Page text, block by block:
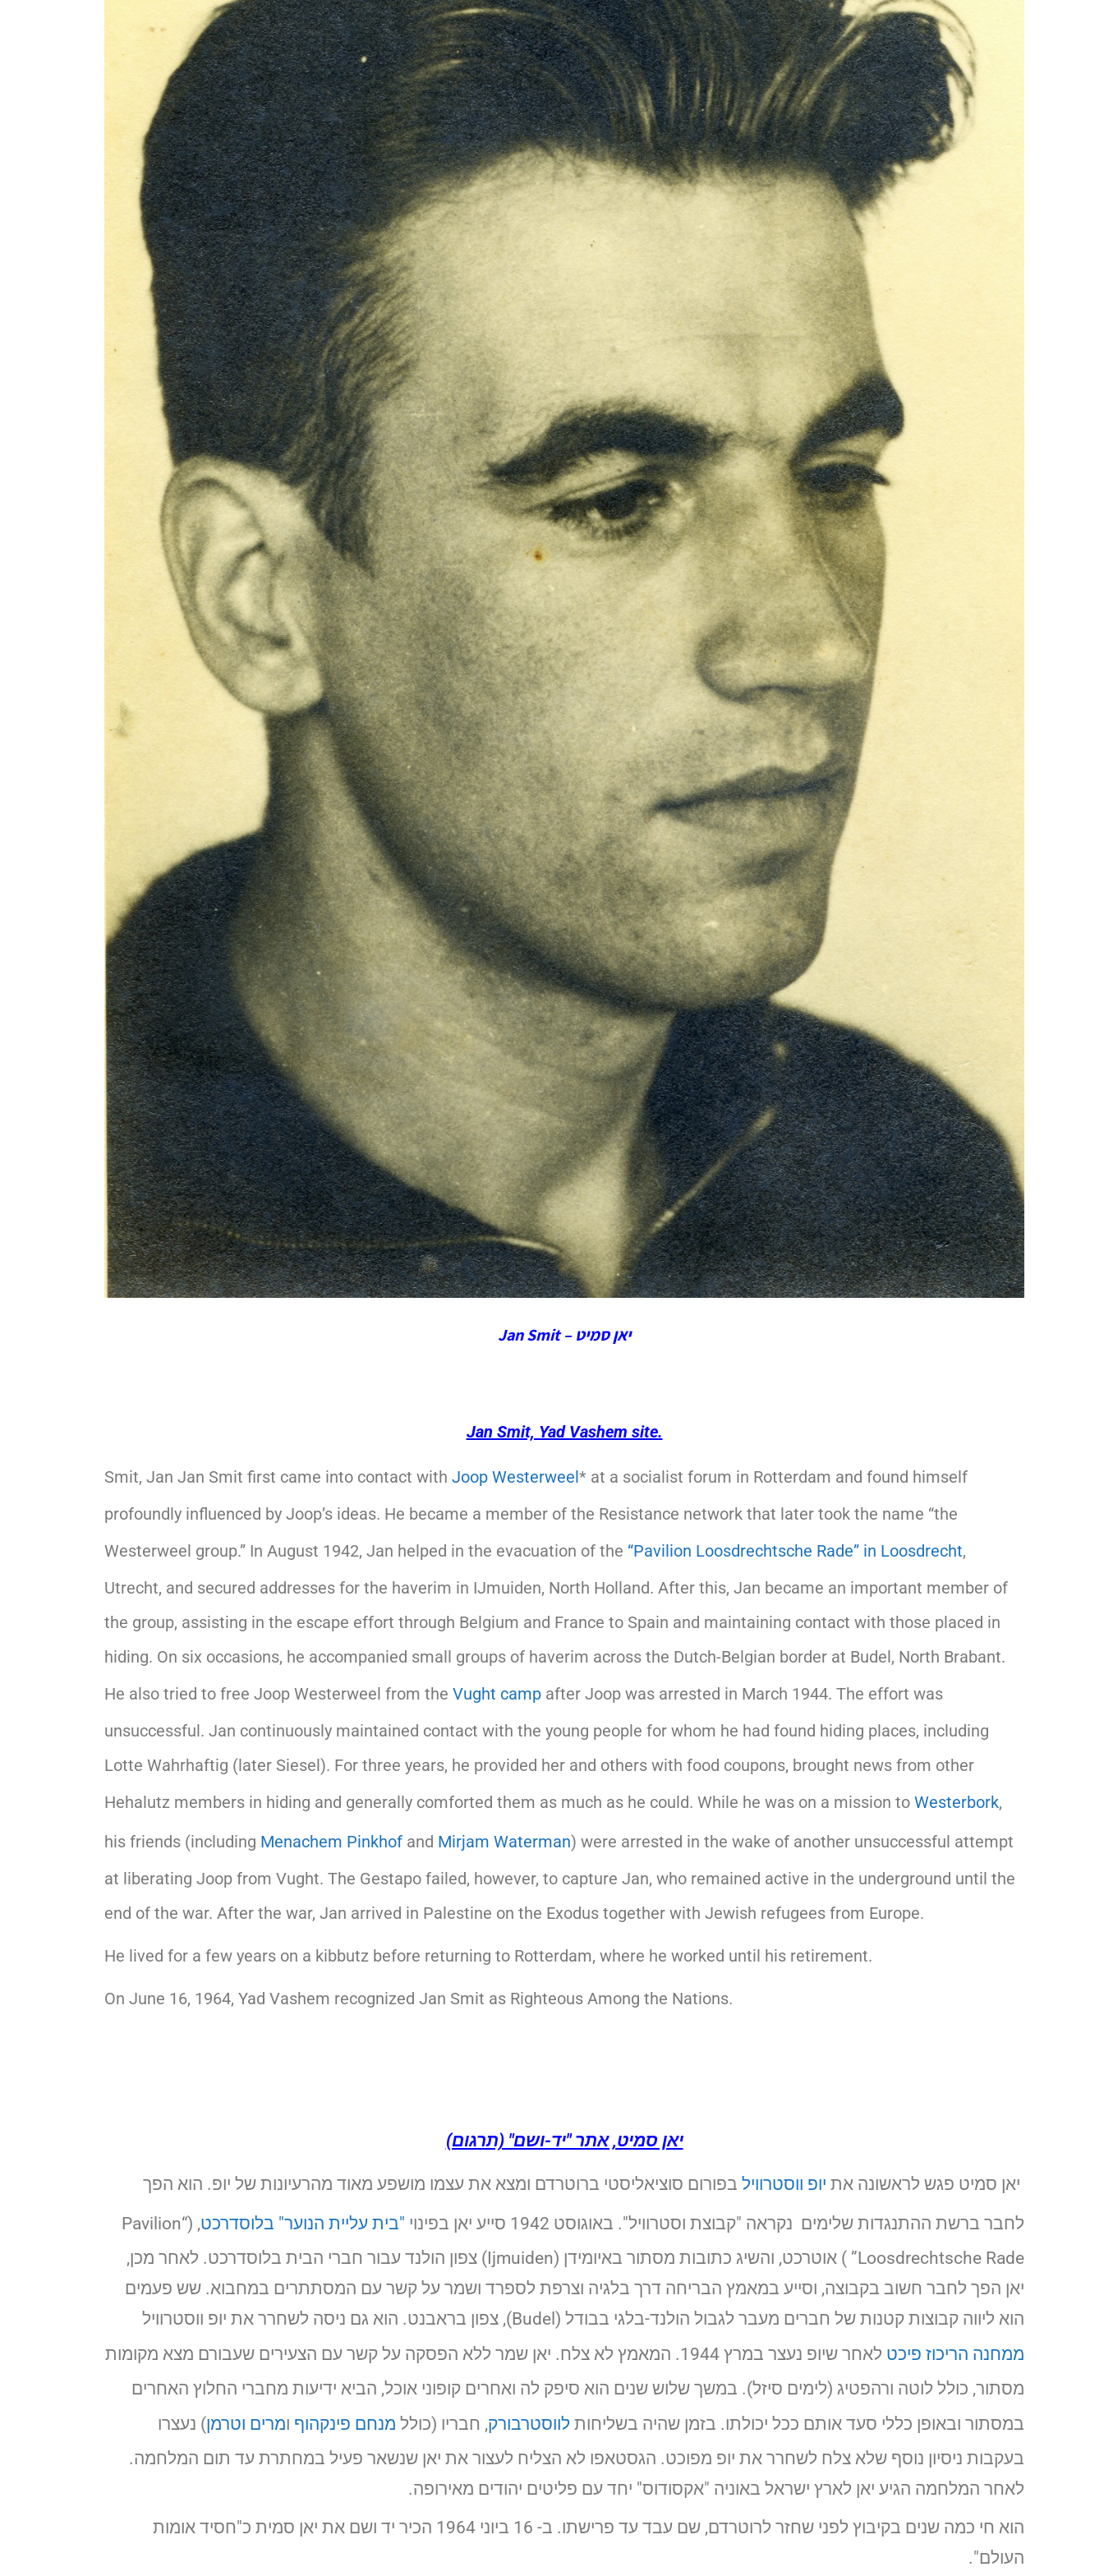
יאן סמיט – Jan Smit
Jan Smit, Yad Vashem site.
Smit, Jan Jan Smit first came into contact with Joop Westerweel* at a socialist forum in Rotterdam and found himself
profoundly influenced by Joop’s ideas. He became a member of the Resistance network that later took the name “the
Westerweel group.” In August 1942, Jan helped in the evacuation of the “Pavilion Loosdrechtsche Rade” in Loosdrecht,
Utrecht, and secured addresses for the haverim in IJmuiden, North Holland. After this, Jan became an important member of
the group, assisting in the escape effort through Belgium and France to Spain and maintaining contact with those placed in
hiding. On six occasions, he accompanied small groups of haverim across the Dutch-Belgian border at Budel, North Brabant.
He also tried to free Joop Westerweel from the Vught camp after Joop was arrested in March 1944. The effort was
unsuccessful. Jan continuously maintained contact with the young people for whom he had found hiding places, including
Lotte Wahrhaftig (later Siesel). For three years, he provided her and others with food coupons, brought news from other
Hehalutz members in hiding and generally comforted them as much as he could. While he was on a mission to Westerbork,
his friends (including Menachem Pinkhof and Mirjam Waterman) were arrested in the wake of another unsuccessful attempt
at liberating Joop from Vught. The Gestapo failed, however, to capture Jan, who remained active in the underground until the
end of the war. After the war, Jan arrived in Palestine on the Exodus together with Jewish refugees from Europe.
He lived for a few years on a kibbutz before returning to Rotterdam, where he worked until his retirement.
On June 16, 1964, Yad Vashem recognized Jan Smit as Righteous Among the Nations.
יאן סמיט, אתר "יד-ושם" (תרגום)
יאן סמיט פגש לראשונה את יופ ווסטרוויל בפורום סוציאליסטי ברוטרדם ומצא את עצמו מושפע מאוד מהרעיונות של יופ. הוא הפך
לחבר ברשת ההתנגדות שלימים נקראה "קבוצת וסטרוויל". באוגוסט 1942 סייע יאן בפינוי
"בית עליית הנוער" בלוסדרכט
, (“Pavilion
Loosdrechtsche Rade” ) אוטרכט, והשיג כתובות מסתור באיומידן (Ijmuiden) צפון הולנד עבור חברי הבית בלוסדרכט. לאחר מכן,
יאן הפך לחבר חשוב בקבוצה, וסייע במאמץ הבריחה דרך בלגיה וצרפת לספרד ושמר על קשר עם המסתתרים במחבוא. שש פעמים
הוא ליווה קבוצות קטנות של חברים מעבר לגבול הולנד-בלגי בבודל (Budel), צפון בראבנט. הוא גם ניסה לשחרר את יופ ווסטרוויל
ממחנה הריכוז פיכט
לאחר שיופ נעצר במרץ 1944. המאמץ לא צלח. יאן שמר ללא הפסקה על קשר עם הצעירים שעבורם מצא מקומות
מסתור, כולל לוטה ורהפטיג (לימים סיזל). במשך שלוש שנים הוא סיפק לה ואחרים קופוני אוכל, הביא ידיעות מחברי החלוץ האחרים
במסתור ובאופן כללי סעד אותם ככל יכולתו. בזמן שהיה בשליחות לווסטרבורק, חבריו (כולל מנחם פינקהוף ומרים וטרמן) נעצרו
בעקבות ניסיון נוסף שלא צלח לשחרר את יופ מפוכט. הגסטאפו לא הצליח לעצור את יאן שנשאר פעיל במחתרת עד תום המלחמה.
לאחר המלחמה הגיע יאן לארץ ישראל באוניה "אקסודוס" יחד עם פליטים יהודים מאירופה.
הוא חי כמה שנים בקיבוץ לפני שחזר לרוטרדם, שם עבד עד פרישתו. ב- 16 ביוני 1964 הכיר יד ושם את יאן סמית כ"חסיד אומות
העולם".